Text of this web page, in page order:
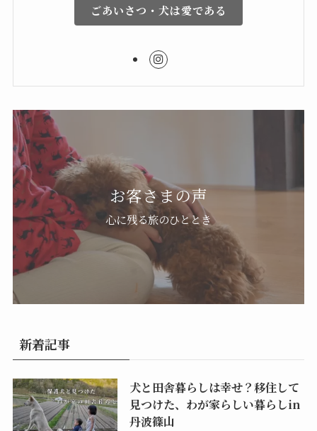
ごあいさつ・犬は愛である
お客さまの声
心に残る旅のひととき
新着記事
犬と田舎暮らしは幸せ？移住して
見つけた、わが家らしい暮らしin
丹波篠山